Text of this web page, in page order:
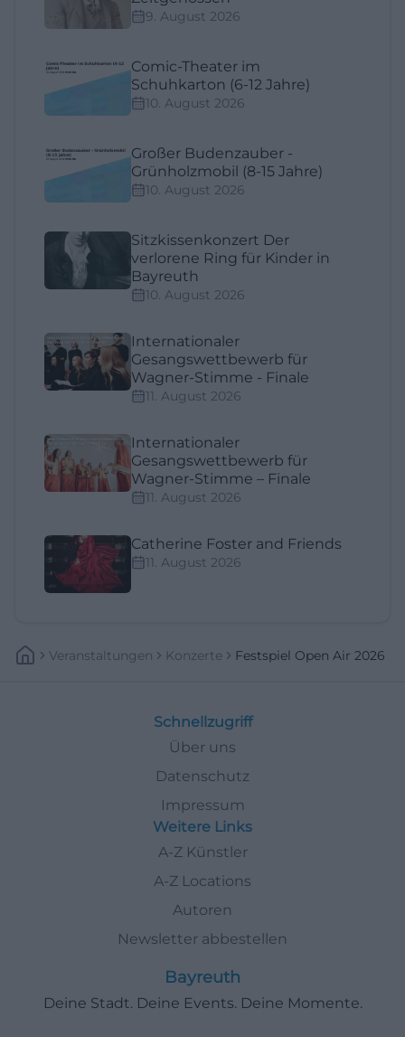
9. August 2026
Comic-Theater im
Schuhkarton (6-12 Jahre)
10. August 2026
Großer Budenzauber -
Grünholzmobil (8-15 Jahre)
10. August 2026
Sitzkissenkonzert Der
verlorene Ring für Kinder in
Bayreuth
10. August 2026
Internationaler
Gesangswettbewerb für
Wagner-Stimme - Finale
11. August 2026
Internationaler
Gesangswettbewerb für
Wagner-Stimme – Finale
11. August 2026
Catherine Foster and Friends
11. August 2026
Veranstaltungen Konzerte Festspiel Open Air 2026
Schnellzugriff
Über uns
Datenschutz
Impressum
Weitere Links
A-Z Künstler
A-Z Locations
Autoren
Newsletter abbestellen
Bayreuth
Deine Stadt. Deine Events. Deine Momente.